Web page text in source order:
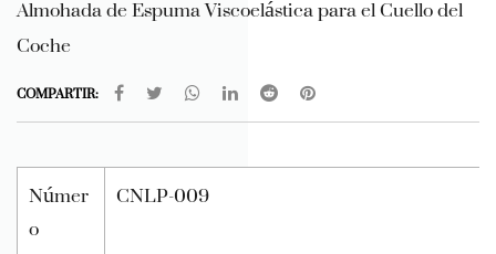
Almohada de Espuma Viscoelástica para el Cuello del
Coche
COMPARTIR:
Númer
o
CNLP-009